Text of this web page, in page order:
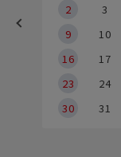
2
3
9
10
16
17
23
24
30
31